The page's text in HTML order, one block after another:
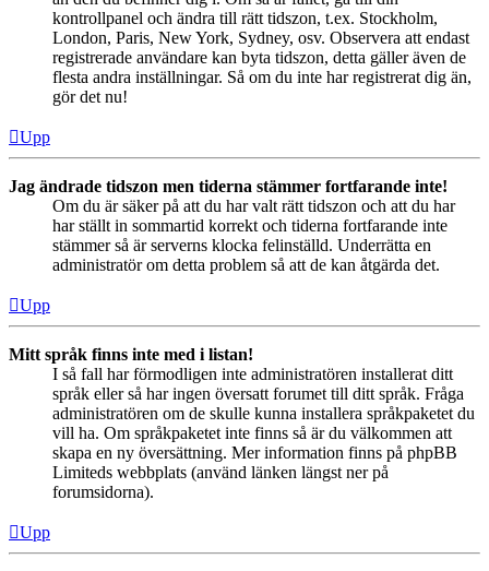
kontrollpanel och ändra till rätt tidszon, t.ex. Stockholm,
London, Paris, New York, Sydney, osv. Observera att endast
registrerade användare kan byta tidszon, detta gäller även de
flesta andra inställningar. Så om du inte har registrerat dig än,
gör det nu!
Upp
Jag ändrade tidszon men tiderna stämmer fortfarande inte!
Om du är säker på att du har valt rätt tidszon och att du har
har ställt in sommartid korrekt och tiderna fortfarande inte
stämmer så är serverns klocka felinställd. Underrätta en
administratör om detta problem så att de kan åtgärda det.
Upp
Mitt språk finns inte med i listan!
I så fall har förmodligen inte administratören installerat ditt
språk eller så har ingen översatt forumet till ditt språk. Fråga
administratören om de skulle kunna installera språkpaketet du
vill ha. Om språkpaketet inte finns så är du välkommen att
skapa en ny översättning. Mer information finns på phpBB
Limiteds webbplats (använd länken längst ner på
forumsidorna).
Upp